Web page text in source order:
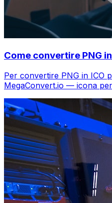
Come convertire PNG
Per convertire PNG in ICO
MegaConvert.io — icona